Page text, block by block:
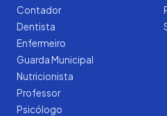
Contador
Dentista
Enfermeiro
Guarda Municipal
Nutricionista
Professor
Psicólogo